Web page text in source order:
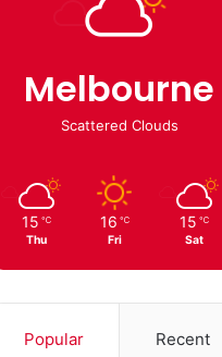
Melbourne
Scattered Clouds
15 ℃
Thu
16 ℃
Fri
15 ℃
Sat
Popular Recent